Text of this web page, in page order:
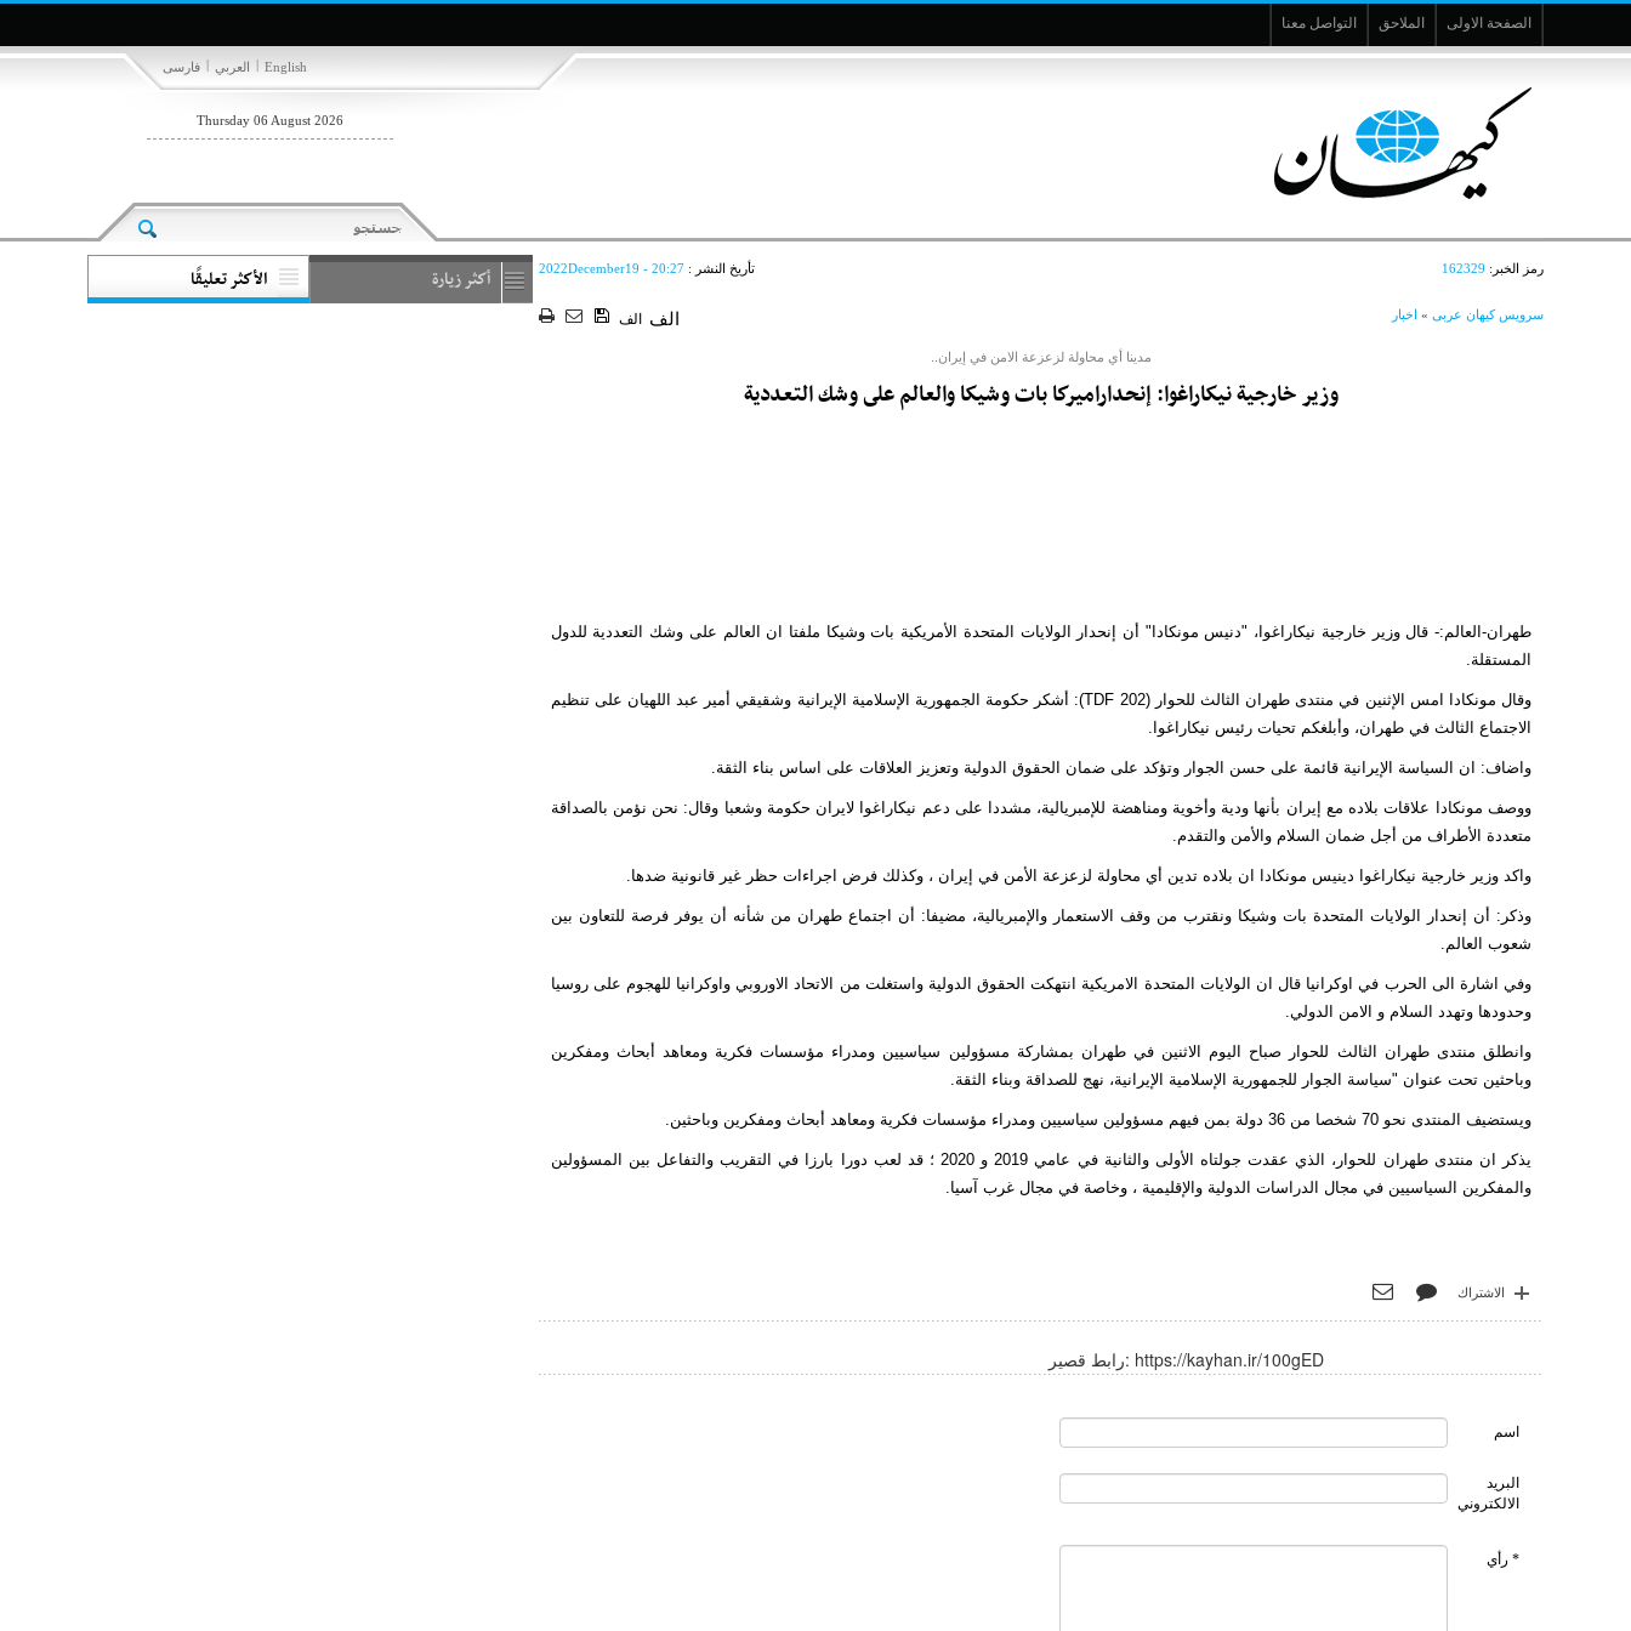
الصفحة الاولى الملاحق التواصل معنا
فارسی | العربي | English
Thursday 06 August 2026
رمز الخبر: 162329 تأريخ النشر :2022December19 - 20:27
سرویس کیهان عربی » اخبار الف الف
مدينا أي محاولة لزعزعة الامن في إيران..
وزير خارجية نيكاراغوا: إنحداراميركا بات وشيكا والعالم على وشك التعددية
طهران-العالم:- قال وزير خارجية نيكاراغوا، "دنيس مونكادا" أن إنحدار الولايات المتحدة الأمريكية بات وشيكا ملفتا ان العالم على وشك التعددية للدول
المستقلة.
وقال مونكادا
امس الإثنين في منتدى طهران الثالث للحوار (TDF 202): أشكر حكومة الجمهورية الإسلامية الإيرانية وشقيقي أمير عبد اللهيان على تنظيم
الاجتماع الثالث في طهران، وأبلغكم تحيات رئيس نيكاراغوا.
واضاف: ان السياسة الإيرانية قائمة على حسن الجوار وتؤكد على ضمان الحقوق الدولية وتعزيز العلاقات على اساس بناء الثقة.
ووصف مونكادا علاقات بلاده مع إيران بأنها ودية وأخوية ومناهضة للإمبريالية، مشددا على دعم نيكاراغوا لايران حكومة وشعبا وقال: نحن نؤمن بالصداقة
متعددة الأطراف من أجل ضمان السلام والأمن والتقدم.
واكد وزير خارجية نيكاراغوا دينيس مونكادا ان بلاده تدين أي محاولة لزعزعة الأمن في إيران ، وكذلك فرض اجراءات حظر غير قانونية ضدها.
وذكر: أن إنحدار الولايات المتحدة بات وشيكا ونقترب من وقف الاستعمار والإمبريالية، مضيفا: أن اجتماع طهران من شأنه أن يوفر فرصة للتعاون بين
شعوب العالم.
وفي اشارة الى الحرب في اوكرانيا قال ان الولايات المتحدة الامريكية انتهكت الحقوق الدولية واستغلت من الاتحاد الاوروبي واوكرانيا للهجوم على روسيا
وحدودها وتهدد السلام و الامن الدولي.
وانطلق منتدى طهران الثالث للحوار صباح اليوم الاثنين في طهران بمشاركة مسؤولين سياسيين ومدراء مؤسسات فكرية ومعاهد أبحاث ومفكرين
وباحثين تحت عنوان "سياسة الجوار للجمهورية الإسلامية الإيرانية، نهج للصداقة وبناء الثقة.
ويستضيف المنتدى نحو 70 شخصا من 36 دولة بمن فيهم مسؤولين سياسيين ومدراء مؤسسات فكرية ومعاهد أبحاث ومفكرين وباحثين.
يذكر ان منتدى طهران للحوار، الذي عقدت جولتاه الأولى والثانية في عامي 2019 و 2020 ؛ قد لعب دورا بارزا في التقريب والتفاعل بين المسؤولين
والمفكرين السياسيين في مجال الدراسات الدولية والإقليمية ، وخاصة في مجال غرب آسيا.
الاشتراك
رابط قصير: https://kayhan.ir/100gED
اسم
البريد
الالكتروني
* رأي
أكثر زيارة الأكثر تعليقًا